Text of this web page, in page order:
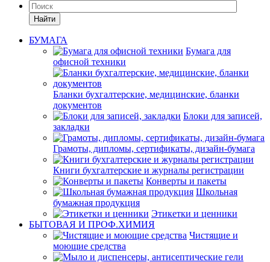
Найти
БУМАГА
Бумага для
офисной техники
Бланки бухгалтерские, медицинские, бланки
документов
Блоки для записей,
закладки
Грамоты, дипломы, сертификаты, дизайн-бумага
Книги бухгалтерские и журналы регистрации
Конверты и пакеты
Школьная
бумажная продукция
Этикетки и ценники
БЫТОВАЯ И ПРОФ.ХИМИЯ
Чистящие и
моющие средства